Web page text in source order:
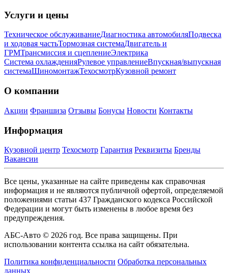
Услуги и цены
Техническое обслуживаниеДиагностика автомобиляПодвеска
и ходовая частьТормозная системаДвигатель и
ГРМТрансмиссия и сцеплениеЭлектрика
Система охлажденияРулевое управлениеВпускная/выпускная
системаШиномонтажТехосмотрКузовной ремонт
О компании
Акции Франшиза Отзывы Бонусы Новости Контакты
Информация
Кузовной центр Техосмотр Гарантия Реквизиты Бренды
Вакансии
Все цены, указанные на сайте приведены как справочная
информация и не являются публичной офертой, определяемой
положениями статьи 437 Гражданского кодекса Российской
Федерации и могут быть изменены в любое время без
предупреждения.
АБС-Авто © 2026 год. Все права защищены. При
использовании контента ссылка на сайт обязательна.
Политика конфиденциальности Обработка персональных
данных